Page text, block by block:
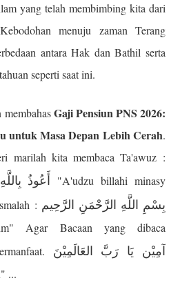
yang telah membimbing kita dari
menuju zaman Terang
antara Hak dan Bathil serta
seperti saat ini.
Gaji Pensiun PNS 2026:
untuk Masa Depan Lebih Cerah.
marilah kita membaca Ta'awuz :
أَعُوذُ "A'udzu billahi minasy
: بِسْمِ اللَّهِ الرَّحْمَنِ الرَّحِيم
Agar Bacaan yang dibaca
آمِيْن يَا رَبَّ العَالَمِيْنَ
...